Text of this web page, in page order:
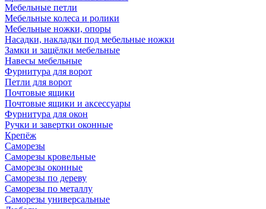
Мебельные петли
Мебельные колеса и ролики
Мебельные ножки, опоры
Насадки, накладки под мебельные ножки
Замки и защёлки мебельные
Навесы мебельные
Фурнитура для ворот
Петли для ворот
Почтовые ящики
Почтовые ящики и аксессуары
Фурнитура для окон
Ручки и завертки оконные
Крепёж
Саморезы
Саморезы кровельные
Саморезы оконные
Саморезы по дереву
Саморезы по металлу
Саморезы универсальные